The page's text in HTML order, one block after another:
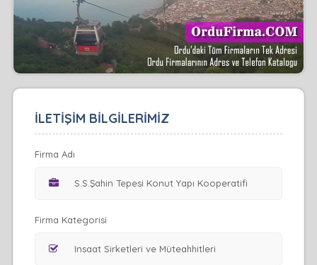
İLETİŞİM BİLGİLERİMİZ
Firma Adı
Firma Kategorisi